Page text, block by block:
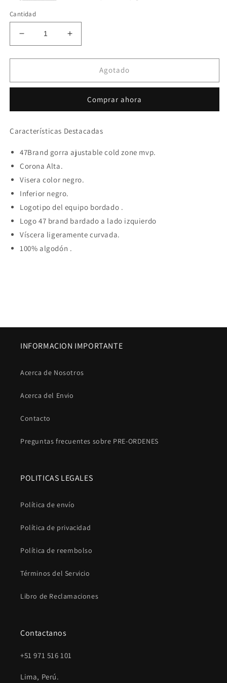
Cantidad
Reducir
cantidad
para
New
cold
snapback
Aumentar
cantidad
para
47brand
New
Yankees
cold
snapback
Agotado
Comprar ahora
Características Destacadas
47Brand gorra ajustable cold zone mvp.
Corona Alta.
Visera color negro.
Inferior negro.
Logotipo del equipo bordado .
Logo 47 brand bardado a lado izquierdo
Víscera ligeramente curvada.
100% algodón .
INFORMACION IMPORTANTE
Acerca de Nosotros
Acerca del Envio
Contacto
Preguntas frecuentes sobre PRE-ORDENES
POLITICAS LEGALES
Política de envío
Política de privacidad
Política de reembolso
Términos del Servicio
Libro de Reclamaciones
Contactanos
+51 971 516 101
Lima, Perú.